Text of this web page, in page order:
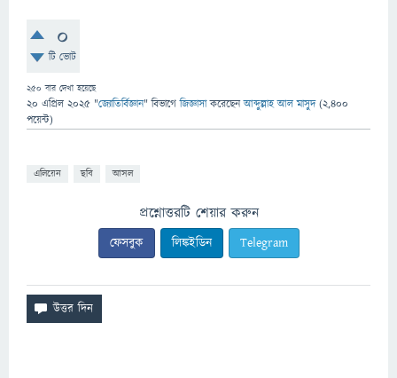
0
টি ভোট
250 বার দেখা হয়েছে
20 এপ্রিল 2025 "জ্যোতির্বিজ্ঞান" বিভাগে জিজ্ঞাসাকরেছেনআব্দুল্লাহ আল মাসুদ (2,400
পয়েন্ট)
এলিয়েন ছবি আসল
প্রশ্নোত্তরটি শেয়ার করুন
ফেসবুক লিঙ্কইডিন Telegram